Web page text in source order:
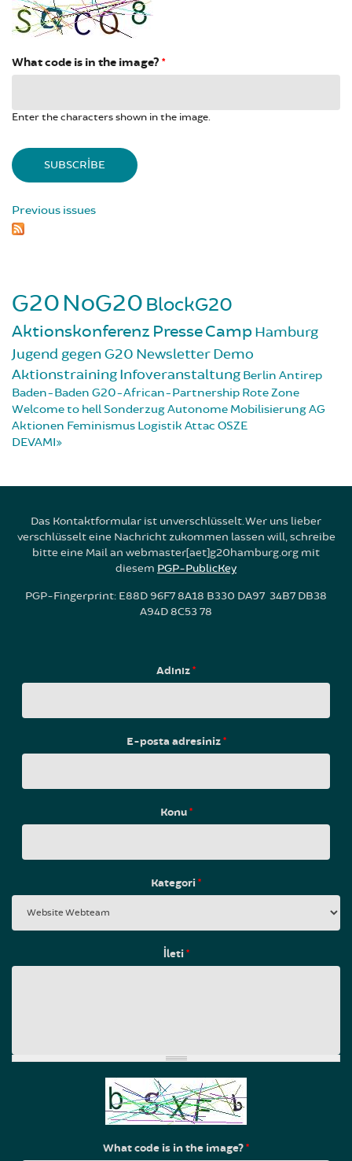
What code is in the image? *
Enter the characters shown in the image.
Previous issues
G20NoG20 BlockG20
Aktionskonferenz PresseCampHamburg
Jugend gegen G20 NewsletterDemo
AktionstrainingInfoveranstaltung Berlin Antirep
Baden-Baden G20-African-Partnership Rote Zone
Welcome to hellSonderzugAutonome MobilisierungAG
Aktionen Feminismus Logistik Attac OSZE
DEVAMI
Das Kontaktformular ist unverschlüsselt. Wer uns lieber
verschlüsselt eine Nachricht zukommen lassen will, schreibe
bitte eine Mail an webmaster[aet]g20hamburg.org mit
diesem PGP-PublicKey
PGP-Fingerprint: E88D 96F7 8A18 B330 DA97 34B7 DB38
A94D 8C53 78
Adınız*
E-posta adresiniz*
Konu*
Kategori*
İleti*
What code is in the image?*